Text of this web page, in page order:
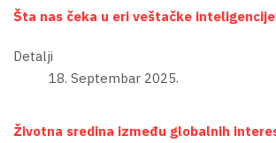
Šta nas čeka u eri veštačke
Detalji
18. Septembar 2025.
Životna sredina između globalnih